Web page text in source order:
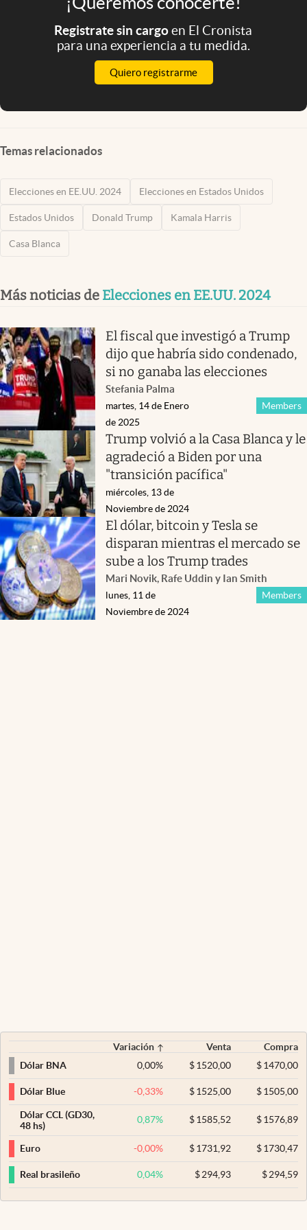
Registrate sin cargoen El Cronista
para una experiencia a tu medida.
Quiero registrarme
Temas relacionados
Elecciones en EE.UU. 2024 Elecciones en Estados Unidos
Estados Unidos Donald Trump Kamala Harris
Casa Blanca
Más noticias de Elecciones en EE.UU. 2024
El fiscal que investigó a Trump
dijo que habría sido condenado,
si no ganaba las elecciones
Stefania Palma
Members
martes, 14 de Enero
de 2025
Trump volvió a la Casa Blanca y le
agradeció a Biden por una
"transición pacífica"
miércoles, 13 de
Noviembre de 2024
El dólar, bitcoin y Tesla se
disparan mientras el mercado se
sube a los Trump trades
Mari Novik, Rafe Uddin y Ian Smith
Members
lunes, 11 de
Noviembre de 2024
Variación Venta
Compra
Dólar BNA
0,00% $ 1520,00 $1470,00
Dólar Blue -0,33% $ 1525,00 $1505,00
Dólar CCL (GD30,
48 hs)
0,87% $ 1585,52 $1576,89
Euro -0,00% $ 1731,92 $1730,47
Real brasileño 0,04% $ 294,93 $294,59